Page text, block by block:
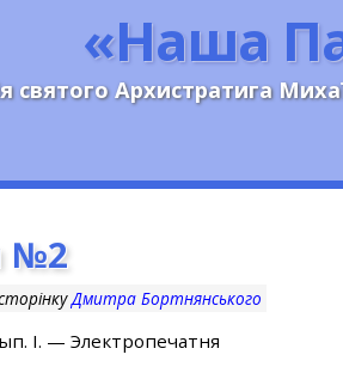
«Наша
святого Архистратига
№2
Дмитра Бортнянського
I. — Электропечатня